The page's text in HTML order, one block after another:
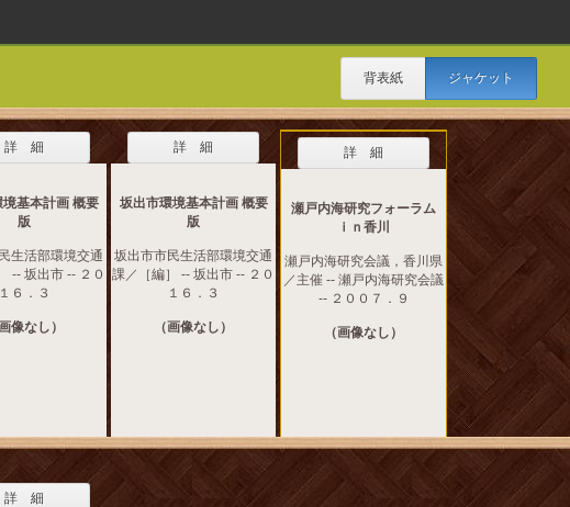
背表紙 ジャケット
詳 細
基本計画 概要
版
生活部環境交通
-- 坂出市 -- ２０
１６．３
画像なし）
詳 細
坂出市環境基本計画 概要
版
坂出市市民生活部環境交通
課／［編］ -- 坂出市 -- ２０
１６．３
（画像なし）
詳 細
瀬戸内海研究フォーラム
ｉｎ香川
瀬戸内海研究会議，香川県
／主催 -- 瀬戸内海研究会議
-- ２００７．９
（画像なし）
詳 細